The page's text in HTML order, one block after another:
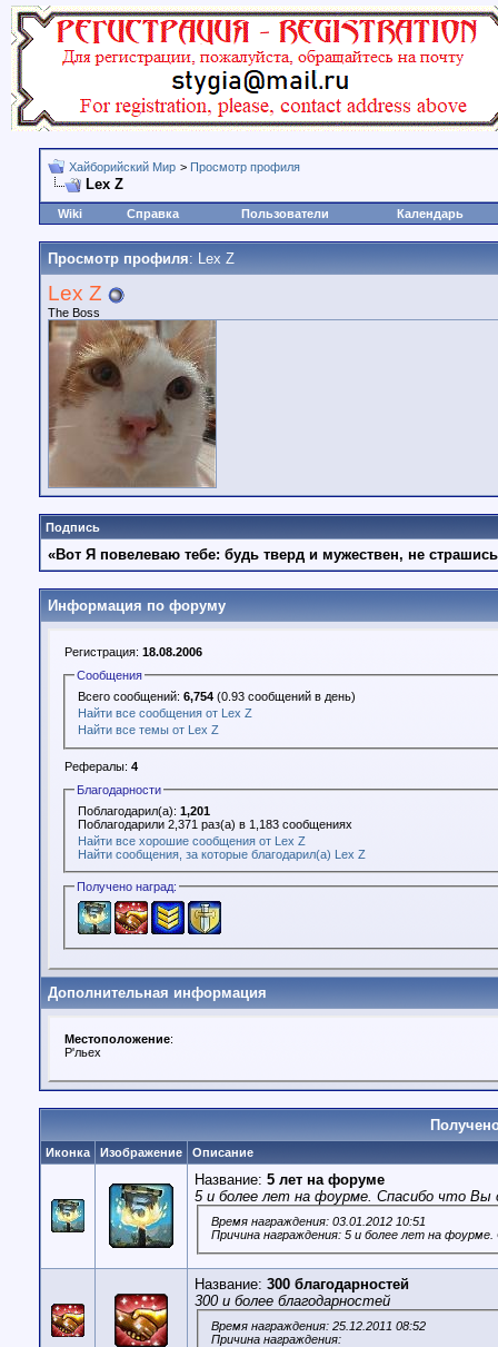
Хайборийский Мир > Просмотр профиля
Lex Z
Wiki Справка Пользователи Календарь
Просмотр профиля: Lex Z
Lex Z
The Boss
Подпись
«Вот Я повелеваю тебе: будь тверд и мужествен, не
Информация по форуму
Регистрация: 18.08.2006
Сообщения
Всего сообщений:6,754 (0.93 сообщений в день)
Найти все сообщения от Lex Z
Найти все темы от Lex Z
Рефералы: 4
Благодарности
Поблагодарил(а):1,201
Поблагодарили 2,371 раз(а) в 1,183 сообщениях
Найти все хорошие сообщения от Lex Z
Найти сообщения, за которые благодарил(а) Lex Z
Получено наград:
Дополнительная информация
Местоположение:
Р'льех
Иконка Изображение Описание
Название: 5 лет на форуме
5 и более лет на фоурме. Спасибо что Вы
Время награждения: 03.01.2012 10:51
Причина награждения: 5 и более лет на
Название: 300 благодарностей
300 и более благодарностей
Время награждения: 25.12.2011 08:52
Причина награждения: